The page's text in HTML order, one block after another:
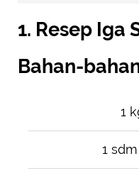
1. Resep Iga
Bahan-
1
1